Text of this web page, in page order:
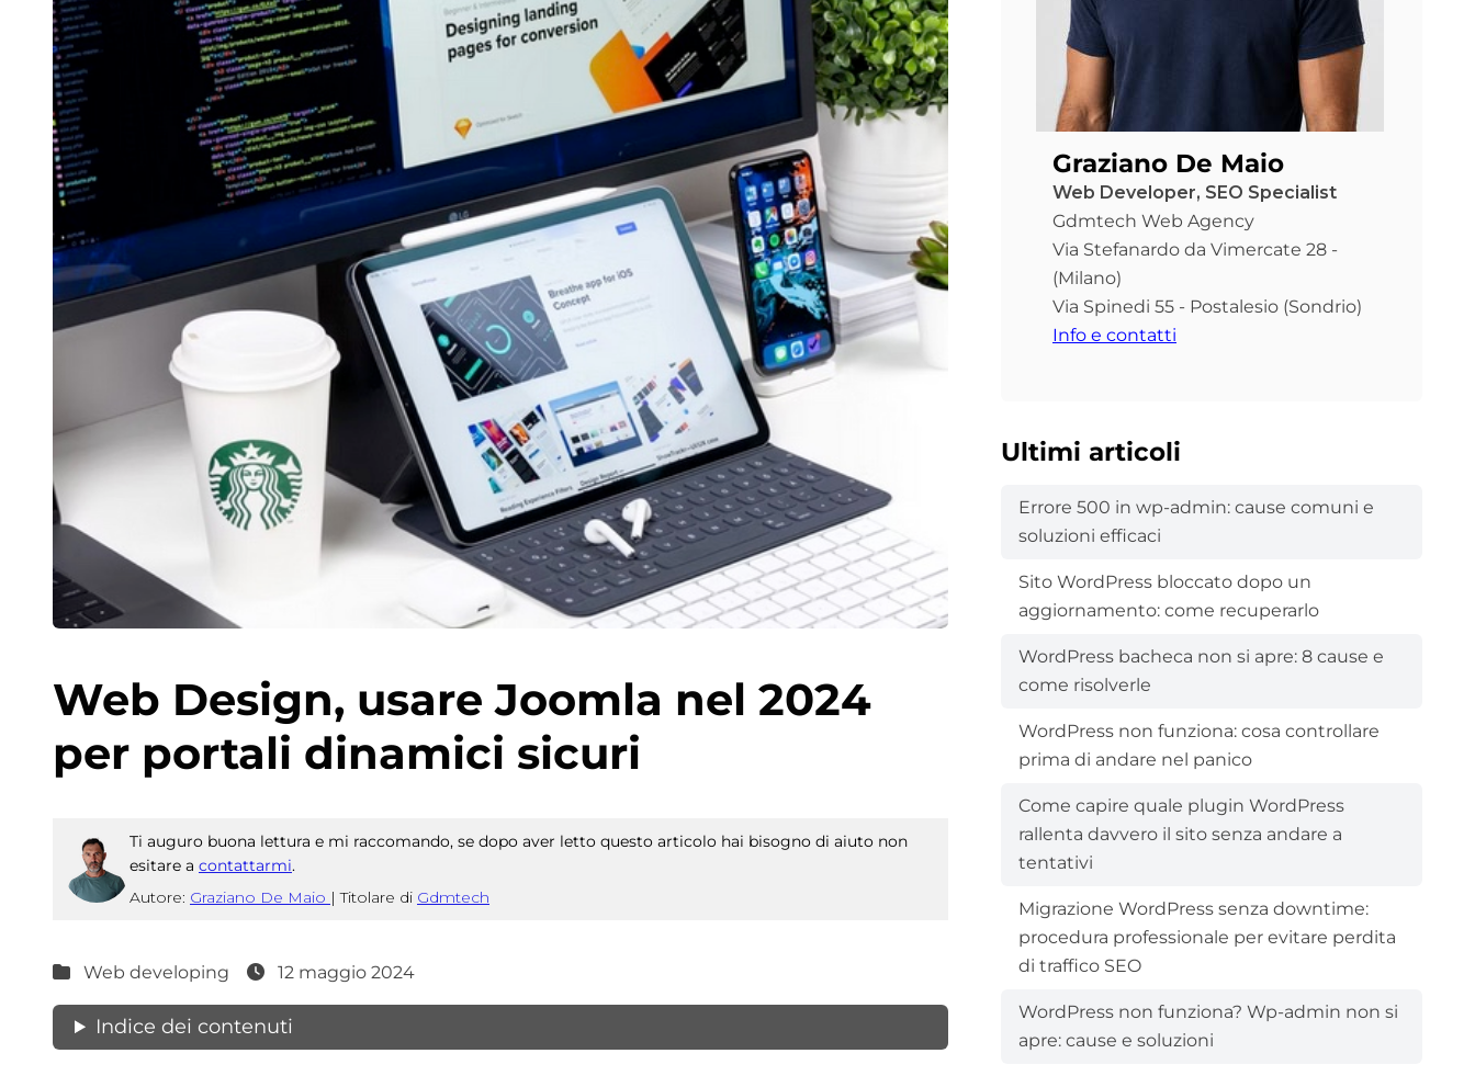
Web Design, usare Joomla nel 2024
per portali dinamici sicuri
Ti auguro buona lettura e mi raccomando, se dopo aver letto questo articolo hai bisogno di aiuto non
esitare a contattarmi.
Autore: Graziano De Maio | Titolare di Gdmtech
Web developing 12 maggio 2024
Indice dei contenuti
Graziano De Maio
Web Developer, SEO Specialist
Gdmtech Web Agency
Via Stefanardo da Vimercate 28 -
(Milano)
Via Spinedi 55 - Postalesio (Sondrio)
Info e contatti
Ultimi articoli
Errore 500 in wp-admin: cause comuni e
soluzioni efficaci
Sito WordPress bloccato dopo un
aggiornamento: come recuperarlo
WordPress bacheca non si apre: 8 cause e
come risolverle
WordPress non funziona: cosa controllare
prima di andare nel panico
Come capire quale plugin WordPress
rallenta davvero il sito senza andare a
tentativi
Migrazione WordPress senza downtime:
procedura professionale per evitare perdita
di traffico SEO
WordPress non funziona? Wp-admin non si
apre: cause e soluzioni